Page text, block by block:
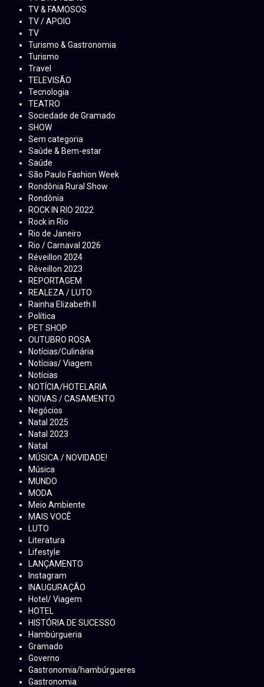
TV & FAMOSOS
TV / APOIO
TV
Turismo & Gastronomia
Turismo
Travel
TELEVISÃO
Tecnologia
TEATRO
Sociedade de Gramado
SHOW
Sem categoria
Saúde & Bem-estar
Saúde
São Paulo Fashion Week
Rondônia Rural Show
Rondônia
ROCK IN RIO 2022
Rock in Rio
Rio de Janeiro
Rio / Carnaval 2026
Réveillon 2024
Réveillon 2023
REPORTAGEM
REALEZA / LUTO
Rainha Elizabeth ll
Política
PET SHOP
OUTUBRO ROSA
Notícias/Culinária
Notícias/ Viagem
Notícias
NOTÍCIA/HOTELARIA
NOIVAS / CASAMENTO
Negócios
Natal 2025
Natal 2023
Natal
MÚSICA / NOVIDADE!
Música
MUNDO
MODA
Meio Ambiente
MAIS VOCÊ
LUTO
Literatura
Lifestyle
LANÇAMENTO
Instagram
INAUGURAÇÃO
Hotel/ Viagem
HOTEL
HISTÓRIA DE SUCESSO
Hambúrgueria
Gramado
Governo
Gastronomia/hambúrgueres
Gastronomia